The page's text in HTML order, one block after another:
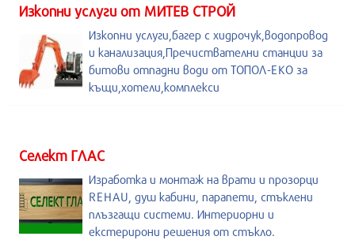
Изкопни услуги от МИТЕВ СТРОЙ
Изкопни услуги,багер с хидрочук,водопровод
и канализация,Пречиствателни станции за
битови отпадни води от ТОПОЛ-ЕКО за
къщи,хотели,комплекси
Селект ГЛАС
Изработка и монтаж на врати и прозорци
REHAU, душ кабини, парапети, стъклени
плъзгащи системи. Интериорни и
екстерирони решения от стъкло.